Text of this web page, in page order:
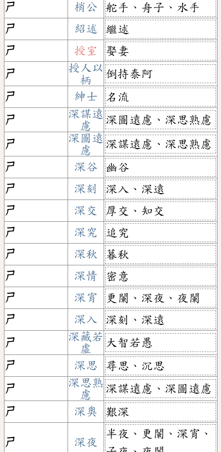
ㄕ
梢公
舵手、舟子、水手
ㄕ
紹述
繼述
ㄕ
授室
娶妻
ㄕ
授人以
柄
倒持泰阿
ㄕ
紳士
名流
ㄕ
深謀遠
慮
深圖遠慮、深思熟慮
ㄕ
深圖遠
慮
深謀遠慮、深思熟慮
ㄕ
深谷
幽谷
ㄕ
深刻
深入、深遠
ㄕ
深交
厚交、知交
ㄕ
深究
追究
ㄕ
深秋
暮秋
ㄕ
深情
密意
ㄕ
深宵
更闌、深夜、夜闌
ㄕ
深入
深刻、深遠
ㄕ
深藏若
虛
大智若愚
ㄕ
深思
尋思、沉思
ㄕ
深思熟
慮
深謀遠慮、深圖遠慮
ㄕ
深奧 艱深
ㄕ 深夜
半夜、更闌、深宵、